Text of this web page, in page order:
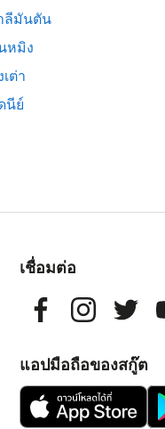
ลีมันตัน
หมิง
เต่า
นีย์
เชื่อมต่อ
แอปมือถือของสกู๊ต